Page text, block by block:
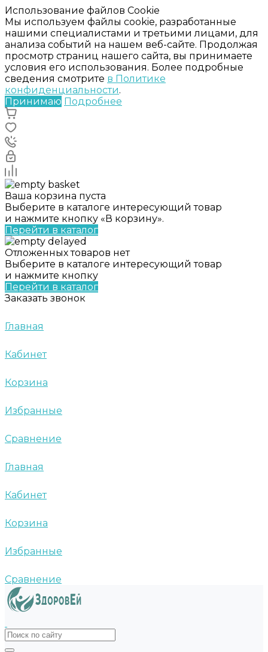
Использование файлов Cookie
Мы используем файлы cookie, разработанные
нашими специалистами и третьими лицами, для
анализа событий на нашем веб-сайте. Продолжая
просмотр страниц нашего сайта, вы принимаете
условия его использования. Более подробные
сведения смотрите в Политике
конфиденциальности.
Принимаю Подробнее
Ваша корзина пуста
Выберите в каталоге интересующий товар
и нажмите кнопку «В корзину».
Перейти в каталог
Отложенных товаров нет
Выберите в каталоге интересующий товар
и нажмите кнопку
Перейти в каталог
Заказать звонок
Главная
Кабинет
Корзина
Избранные
Сравнение
Главная
Кабинет
Корзина
Избранные
Сравнение